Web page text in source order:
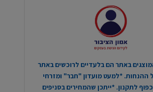
באתר הם בלעדיים לרוכשים באתר
ההנחות. *למעט מועדון "חבר" ומזרחי
לתקנון. *ייתכן שהמחירים בסניפים